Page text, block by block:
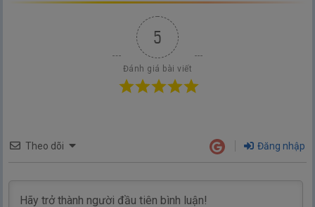
5
Đánh giá bài viết
Theo dõi Đăng nhập